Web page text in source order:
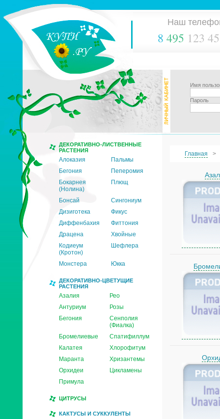
Наш
8 495 123
Имя
Пароль
ДЕКОРАТИВНО-ЛИСТВЕННЫЕ
РАСТЕНИЯ
Алоказия
Пальмы
Бегония
Пеперомия
Бокарнея
(Нолина)
Плющ
Бонсай
Сингониум
Дизиготека
Фикус
Диффенбахия
Фиттония
Драцена
Хвойные
Кодиеум
(Кротон)
Шефлера
Монстера Юкка
ДЕКОРАТИВНО-ЦВЕТУЩИЕ
РАСТЕНИЯ
Азалия
Рео
Антуриум
Розы
Бегония
Сенполия
(Фиалка)
Бромелиевые
Спатифиллум
Калатея
Хлорофитум
Маранта
Хризантемы
Орхидеи
Цикламены
Примула
ЦИТРУСЫ
КАКТУСЫ И СУККУЛЕНТЫ
Главная